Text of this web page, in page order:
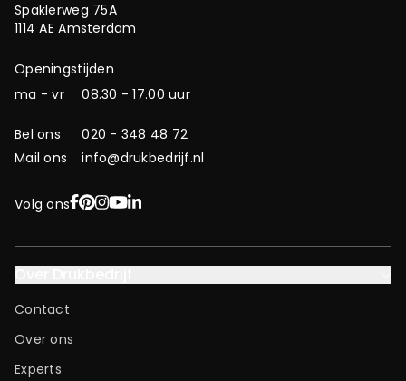
Spaklerweg 75A
1114 AE Amsterdam
Openingstijden
ma - vr
08.30 - 17.00 uur
Bel ons
020 - 348 48 72
Mail ons
info@drukbedrijf.nl
Volg onsFacebook
Pinterest
Instagram
YouTube
LinkedIn
Contact
Over ons
Experts